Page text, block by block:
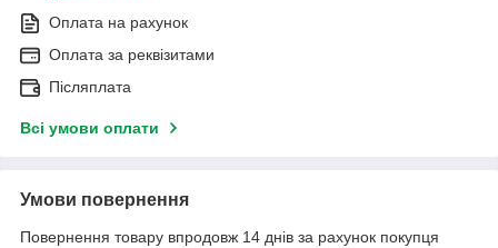
Оплата на рахунок
Оплата за реквізитами
Післяплата
Всі умови оплати
Умови повернення
Повернення товару впродовж 14 днів за рахунок покупця